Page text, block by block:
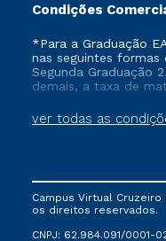
Condições
ver todas as
*Para a Graduação
nas seguintes formas
Segunda Graduação
demais, a taxa de
Campus Virtual
os direitos reservados.
CNPJ: 62.984.091/0001-